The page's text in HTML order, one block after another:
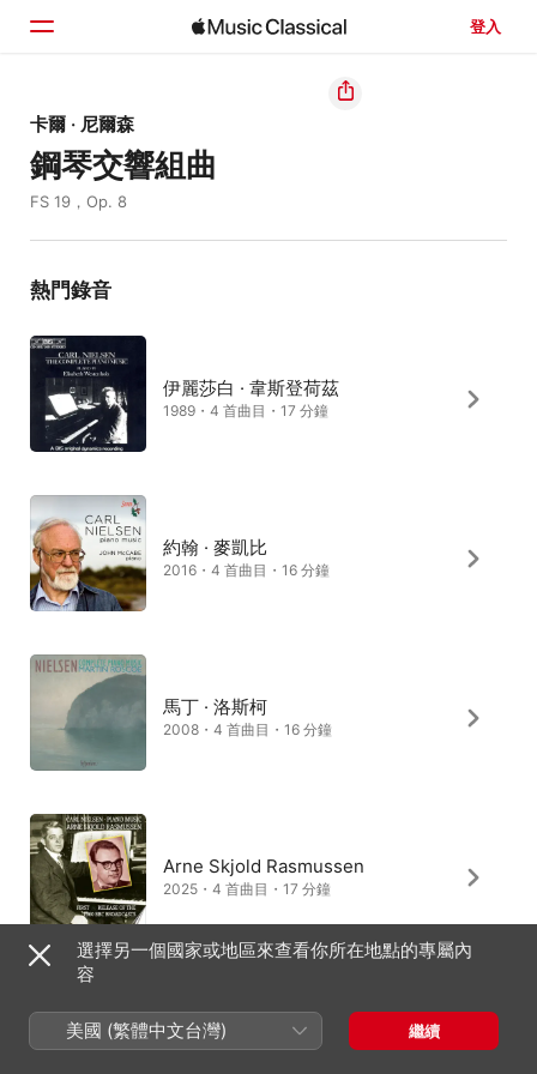
登入
首頁
瀏覽
卡爾 · 尼爾森
鋼琴交響組曲
FS 19，Op. 8
熱門錄音
伊麗莎白 · 韋斯登荷茲
1989・4 首曲目・17 分鐘
約翰 · 麥凱比
2016・4 首曲目・16 分鐘
馬丁 · 洛斯柯
2008・4 首曲目・16 分鐘
Arne Skjold Rasmussen
2025・4 首曲目・17 分鐘
Peter Seivewright
1997・4 首曲目・17 分鐘
選擇另一個國家或地區來查看你所在地點的專屬內
容
美國 (繁體中文台灣) 繼續